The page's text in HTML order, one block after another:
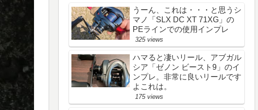
うーん、これは・・・と思うシ
マノ「SLX DC XT 71XG」の
PEラインでの使用インプレ
325 views
ハマると凄いリール、アブガル
シア「ゼノン ビースト9」のイ
ンプレ。非常に良いリールです
よこれは。
175 views